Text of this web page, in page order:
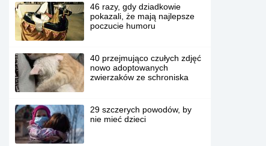
46 razy, gdy dziadkowie
pokazali, że mają najlepsze
poczucie humoru
40 przejmująco czułych zdjęć
nowo adoptowanych
zwierzaków ze schroniska
29 szczerych powodów, by
nie mieć dzieci